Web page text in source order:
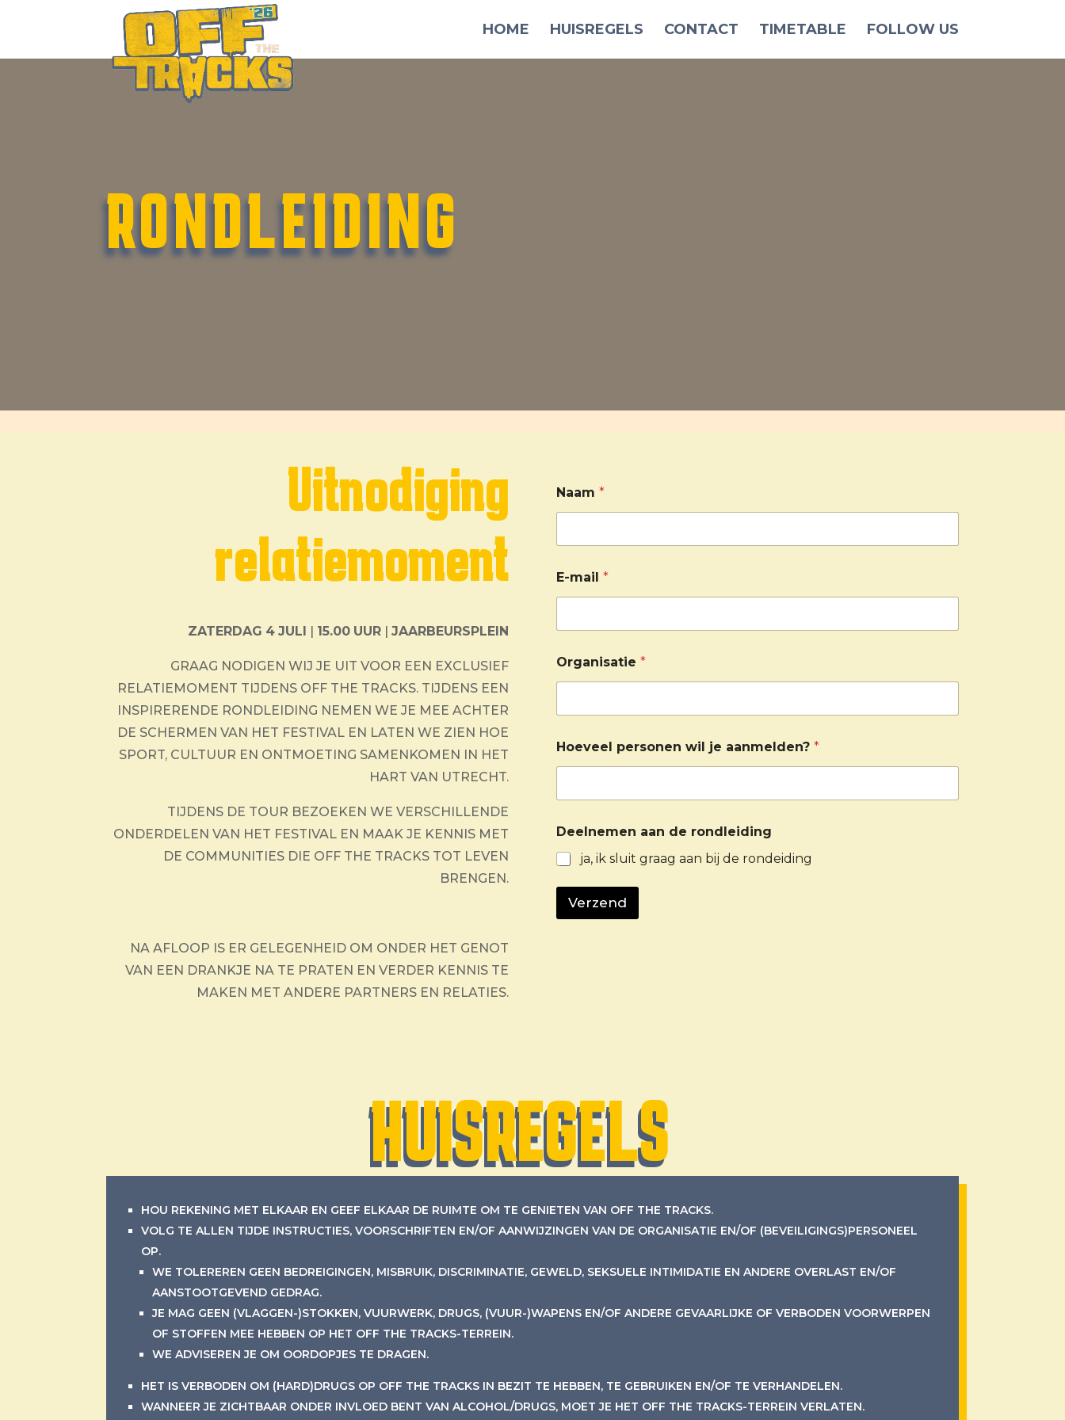
HOME HUISREGELS CONTACT TIMETABLE FOLLOW US
RONDLEIDING
Uitnodiging
relatiemoment
ZATERDAG 4 JULI | 15.00 UUR |JAARBEURSPLEIN
GRAAG NODIGEN WIJ JE UIT VOOR EEN EXCLUSIEF
RELATIEMOMENT TIJDENS OFF THE TRACKS. TIJDENS EEN
INSPIRERENDE RONDLEIDING NEMEN WE JE MEE ACHTER
DE SCHERMEN VAN HET FESTIVAL EN LATEN WE ZIEN HOE
SPORT, CULTUUR EN ONTMOETING SAMENKOMEN IN HET
HART VAN UTRECHT.
TIJDENS DE TOUR BEZOEKEN WE VERSCHILLENDE
ONDERDELEN VAN HET FESTIVAL EN MAAK JE KENNIS MET
DE COMMUNITIES DIE OFF THE TRACKS TOT LEVEN
BRENGEN.
NA AFLOOP IS ER GELEGENHEID OM ONDER HET GENOT
VAN EEN DRANKJE NA TE PRATEN EN VERDER KENNIS TE
MAKEN MET ANDERE PARTNERS EN RELATIES.
Naam *
E-mail *
Organisatie *
Hoeveel personen wil je aanmelden? *
Deelnemen aan de rondleiding
ja, ik sluit graag aan bij de rondeiding
Verzend
HUISREGELS
HOU REKENING MET ELKAAR EN GEEF ELKAAR DE RUIMTE OM TE GENIETEN VAN OFF THE TRACKS.
VOLG TE ALLEN TIJDE INSTRUCTIES, VOORSCHRIFTEN EN/OF AANWIJZINGEN VAN DE ORGANISATIE EN/OF (BEVEILIGINGS)PERSONEEL
OP.
WE TOLEREREN GEEN BEDREIGINGEN, MISBRUIK, DISCRIMINATIE, GEWELD, SEKSUELE INTIMIDATIE EN ANDERE OVERLAST EN/OF
AANSTOOTGEVEND GEDRAG.
JE MAG GEEN (VLAGGEN-)STOKKEN, VUURWERK, DRUGS, (VUUR-)WAPENS EN/OF ANDERE GEVAARLIJKE OF VERBODEN VOORWERPEN
OF STOFFEN MEE HEBBEN OP HET OFF THE TRACKS-TERREIN.
WE ADVISEREN JE OM OORDOPJES TE DRAGEN.
HET IS VERBODEN OM (HARD)DRUGS OP OFF THE TRACKS IN BEZIT TE HEBBEN, TE GEBRUIKEN EN/OF TE VERHANDELEN.
WANNEER JE ZICHTBAAR ONDER INVLOED BENT VAN ALCOHOL/DRUGS, MOET JE HET OFF THE TRACKS-TERREIN VERLATEN.